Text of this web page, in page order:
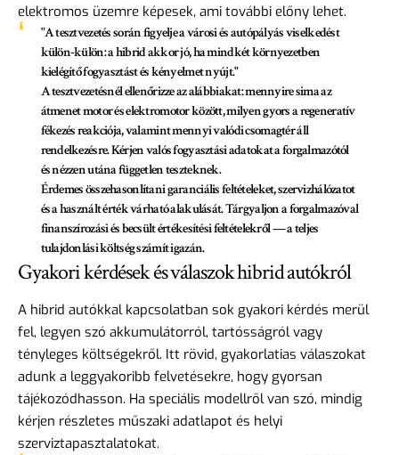
elektromos üzemre képesek, ami további előny lehet.
"A tesztvezetés során figyelje a városi és autópályás viselkedést
külön-külön: a hibrid akkor jó, ha mindkét környezetben
kielégítő fogyasztást és kényelmet nyújt."
A tesztvezetésnél ellenőrizze az alábbiakat: mennyire sima az
átmenet motor és elektromotor között, milyen gyors a regeneratív
fékezés reakciója, valamint mennyi valódi csomagtér áll
rendelkezésre. Kérjen valós fogyasztási adatokat a forgalmazótól
és nézzen utána független teszteknek.
Érdemes összehasonlítani garanciális feltételeket, szervizhálózatot
és a használt érték várható alakulását. Tárgyaljon a forgalmazóval
finanszírozási és becsült értékesítési feltételekről — a teljes
tulajdonlási költség számít igazán.
Gyakori kérdések és válaszok hibrid autókról
A hibrid autókkal kapcsolatban sok gyakori kérdés merül
fel, legyen szó akkumulátorról, tartósságról vagy
tényleges költségekről. Itt rövid, gyakorlatias válaszokat
adunk a leggyakoribb felvetésekre, hogy gyorsan
tájékozódhasson. Ha speciális modellről van szó, mindig
kérjen részletes műszaki adatlapot és helyi
szerviztapasztalatokat.